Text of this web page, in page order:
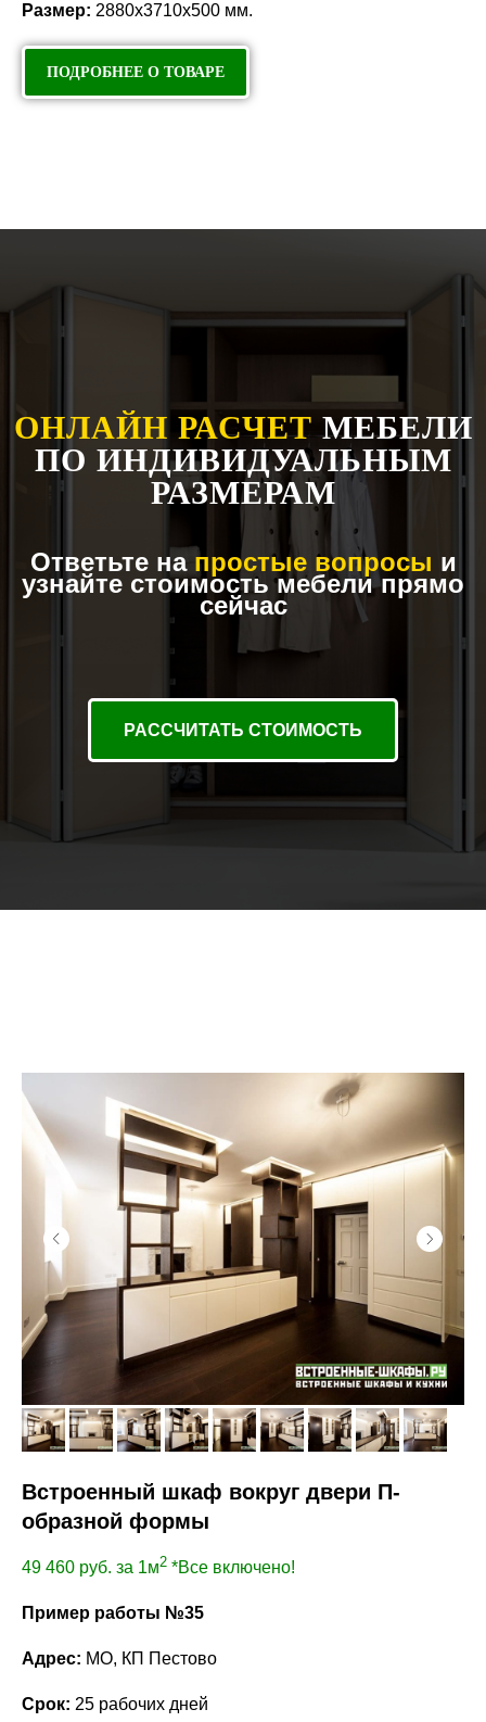
Размер: 2880х3710х500 мм.
ПОДРОБНЕЕ О ТОВАРЕ
ОНЛАЙН РАСЧЕТ МЕБЕЛИ
ПО ИНДИВИДУАЛЬНЫМ
РАЗМЕРАМ
Ответьте напростые вопросы и
узнайте стоимость мебели прямо
сейчас
РАССЧИТАТЬ СТОИМОСТЬ
Встроенный шкаф вокруг двери П-
образной формы
49 460 руб. за 1м2 *Все включено!
Пример работы №35
Адрес: МО, КП Пестово
Срок: 25 рабочих дней